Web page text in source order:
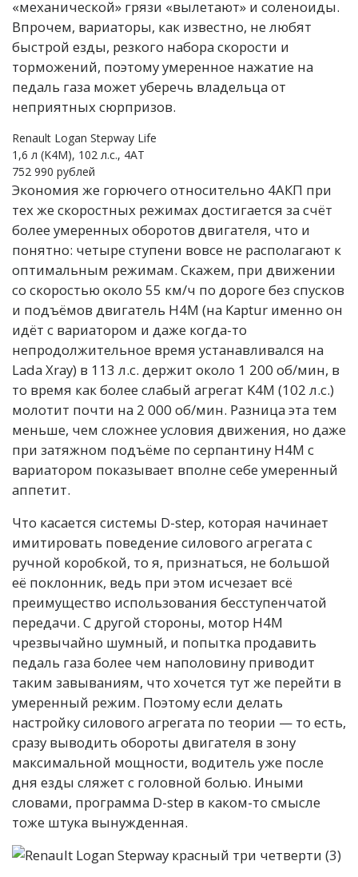
«механической» грязи «вылетают» и соленоиды.
Впрочем, вариаторы, как известно, не любят
быстрой езды, резкого набора скорости и
торможений, поэтому умеренное нажатие на
педаль газа может уберечь владельца от
неприятных сюрпризов.
Renault Logan Stepway Life
1,6 л (K4M), 102 л.с., 4AT
752 990 рублей
Экономия же горючего относительно 4АКП при
тех же скоростных режимах достигается за счёт
более умеренных оборотов двигателя, что и
понятно: четыре ступени вовсе не располагают к
оптимальным режимам. Скажем, при движении
со скоростью около 55 км/ч по дороге без спусков
и подъёмов двигатель H4M (на Kaptur именно он
идёт с вариатором и даже когда-то
непродолжительное время устанавливался на
Lada Xray) в 113 л.с. держит около 1 200 об/мин, в
то время как более слабый агрегат K4M (102 л.с.)
молотит почти на 2 000 об/мин. Разница эта тем
меньше, чем сложнее условия движения, но даже
при затяжном подъёме по серпантину H4M с
вариатором показывает вполне себе умеренный
аппетит.
Что касается системы D-step, которая начинает
имитировать поведение силового агрегата с
ручной коробкой, то я, признаться, не большой
её поклонник, ведь при этом исчезает всё
преимущество использования бесступенчатой
передачи. С другой стороны, мотор H4M
чрезвычайно шумный, и попытка продавить
педаль газа более чем наполовину приводит
таким завываниям, что хочется тут же перейти в
умеренный режим. Поэтому если делать
настройку силового агрегата по теории — то есть,
сразу выводить обороты двигателя в зону
максимальной мощности, водитель уже после
дня езды сляжет с головной болью. Иными
словами, программа D-step в каком-то смысле
тоже штука вынужденная.